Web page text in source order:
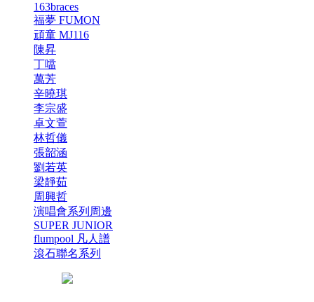
163braces
福夢 FUMON
頑童 MJ116
陳昇
丁噹
萬芳
辛曉琪
李宗盛
卓文萱
林哲儀
張韶涵
劉若英
梁靜茹
周興哲
演唱會系列周邊
SUPER JUNIOR
flumpool 凡人譜
滾石聯名系列